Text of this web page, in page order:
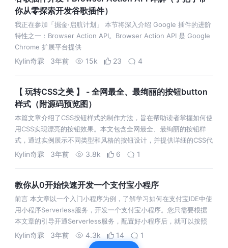
你从零探索开发谷歌插件）
我正在参加「掘金·启航计划」 本节将深入介绍 Google 插件的进阶
特性之一：Browser Action API。Browser Action API 是 Google
Chrome 扩展平台提供
Kylin奇霖 3年前 15k 23 4
【 玩转CSS之美 】 - 全网最全、最绚丽的按钮button
样式（附源码预览图）
本篇文章介绍了CSS按钮样式的制作方法，旨在帮助读者掌握如何使
用CSS实现漂亮的按钮效果。本文包含全网最全、最绚丽的按钮样
式，通过实例展示不同类型和风格的按钮设计，并提供详细的CSS代
码和实现步骤。对
Kylin奇霖 3年前 3.8k 6 1
教你从0开始快速开发一个支付宝小程序
前言 本文章以一个入门小程序为例，了解学习如何在支付宝IDE中使
用小程序Serverless服务，开发一个支付宝小程序。您只需要根据
本文章的引导开通Serverless服务，配置好小程序后，就可以按照
Kylin奇霖 3年前 4.3k 14 1